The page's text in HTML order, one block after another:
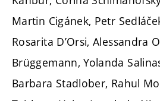
Martin Cigánek, Petr
Rosarita D’Orsi, Alessandra
Brüggemann, Yolanda
Barbara Stadlober, Rahul